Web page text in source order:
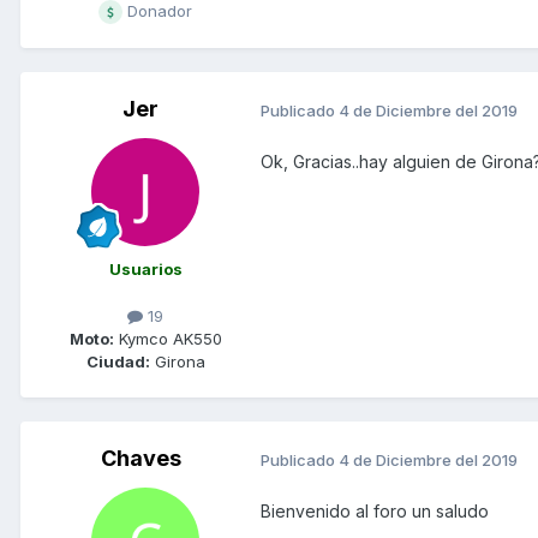
Donador
Jer
Usuarios
19
Moto: Kymco AK550
Ciudad: Girona
Publicado 4 de Diciembre del 2019
Ok, Gracias..hay alguien de
Chaves Publicado 4 de Diciembre del 2019
Bienvenido al foro un saludo